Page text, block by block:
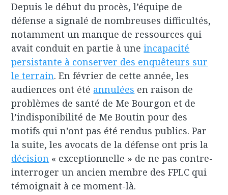
Depuis le début du procès, l’équipe de
défense a signalé de nombreuses difficultés,
notamment un manque de ressources qui
avait conduit en partie à uneincapacité
persistante à conserver des enquêteurs sur
le terrain. En février de cette année, les
audiences ont été annulées en raison de
problèmes de santé de Me Bourgon et de
l’indisponibilité de Me Boutin pour des
motifs qui n’ont pas été rendus publics. Par
la suite, les avocats de la défense ont pris la
décision « exceptionnelle » de ne pas contre-
interroger un ancien membre des FPLC qui
témoignait à ce moment-là.